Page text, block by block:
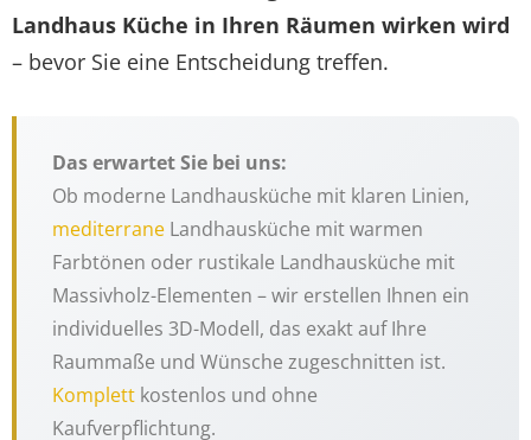
Landhaus Küche in Ihren Räumen wirken wird
– bevor Sie eine Entscheidung treffen.
Das erwartet Sie bei uns:
Ob moderne Landhausküche mit klaren Linien,
mediterrane Landhausküche mit warmen
Farbtönen oder rustikale Landhausküche mit
Massivholz-Elementen – wir erstellen Ihnen ein
individuelles 3D-Modell, das exakt auf Ihre
Raummaße und Wünsche zugeschnitten ist.
Komplett kostenlos und ohne
Kaufverpflichtung.